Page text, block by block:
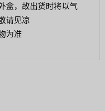
盒，故出货时将以气
请见凉
为准